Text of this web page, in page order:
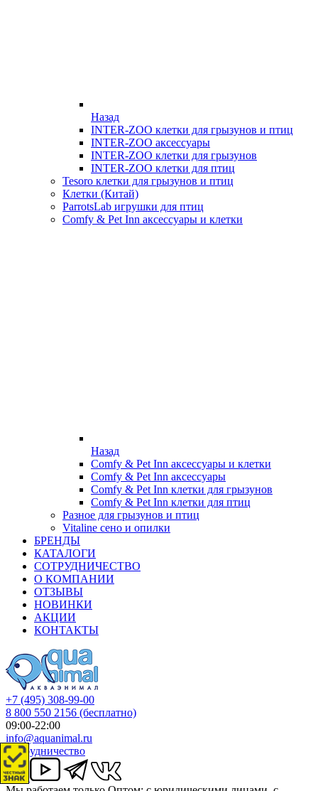
Назад
INTER-ZOO клетки для грызунов и птиц
INTER-ZOO аксессуары
INTER-ZOO клетки для грызунов
INTER-ZOO клетки для птиц
Tesoro клетки для грызунов и птиц
Клетки (Китай)
ParrotsLab игрушки для птиц
Comfy & Pet Inn аксессуары и клетки
Назад
Comfy & Pet Inn аксессуары и клетки
Comfy & Pet Inn аксессуары
Comfy & Pet Inn клетки для грызунов
Comfy & Pet Inn клетки для птиц
Разное для грызунов и птиц
Vitaline сено и опилки
БРЕНДЫ
КАТАЛОГИ
СОТРУДНИЧЕСТВО
О КОМПАНИИ
ОТЗЫВЫ
НОВИНКИ
АКЦИИ
КОНТАКТЫ
+7 (495) 308-99-00
8 800 550 2156 (бесплатно)
09:00-22:00
info@aquanimal.ru
Сотрудничество